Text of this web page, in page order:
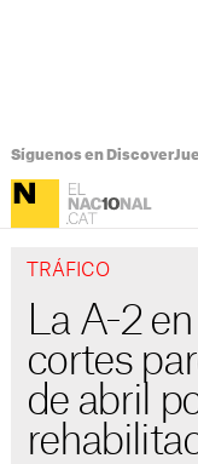
Síguenos en Discover
TRÁFICO
La A-2
cortes
de abril